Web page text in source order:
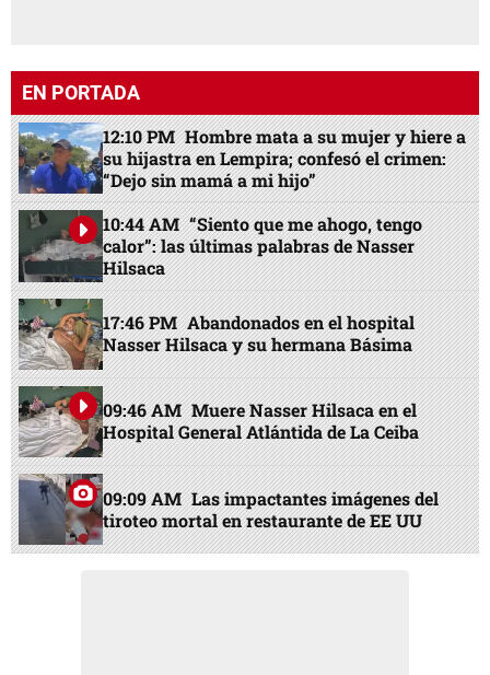
EN PORTADA
12:10 PM Hombre mata a su mujer y hiere a
su hijastra en Lempira; confesó el crimen:
“Dejo sin mamá a mi hijo”
10:44 AM “Siento que me ahogo, tengo
calor”: las últimas palabras de Nasser
Hilsaca
17:46 PM Abandonados en el hospital
Nasser Hilsaca y su hermana Básima
09:46 AM Muere Nasser Hilsaca en el
Hospital General Atlántida de La Ceiba
09:09 AM Las impactantes imágenes del
tiroteo mortal en restaurante de EE UU